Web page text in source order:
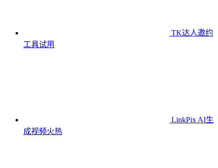
TK达人邀约
工具试用
LinkPix AI生
成视频火热